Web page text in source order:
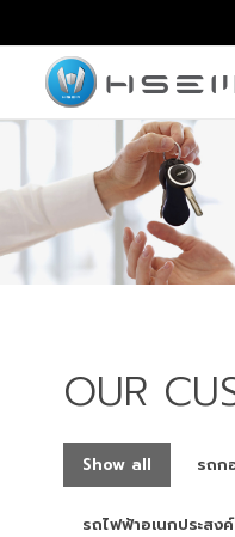
OUR
Show all รถก
รถไฟฟ้าอเนกประสงค์